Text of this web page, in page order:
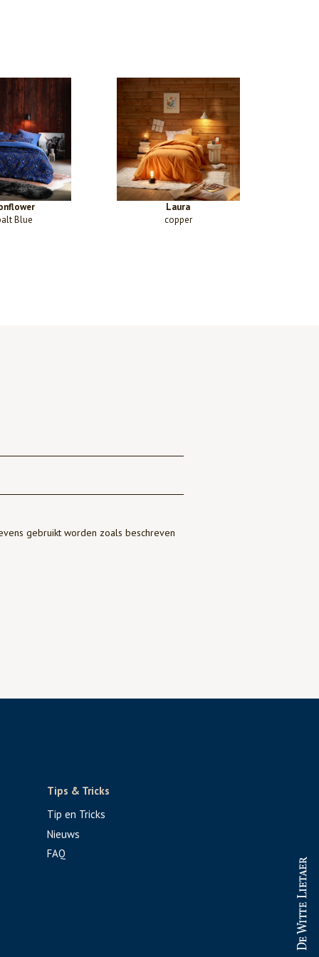
Blue
Laura
copper
gebruikt worden zoals beschreven
Tips & Tricks
Tip en Tricks
Nieuws
FAQ